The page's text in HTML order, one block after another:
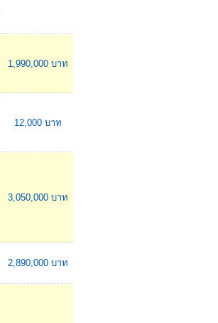
1,990,000 บาท
12,000 บาท
3,050,000 บาท
2,890,000 บาท